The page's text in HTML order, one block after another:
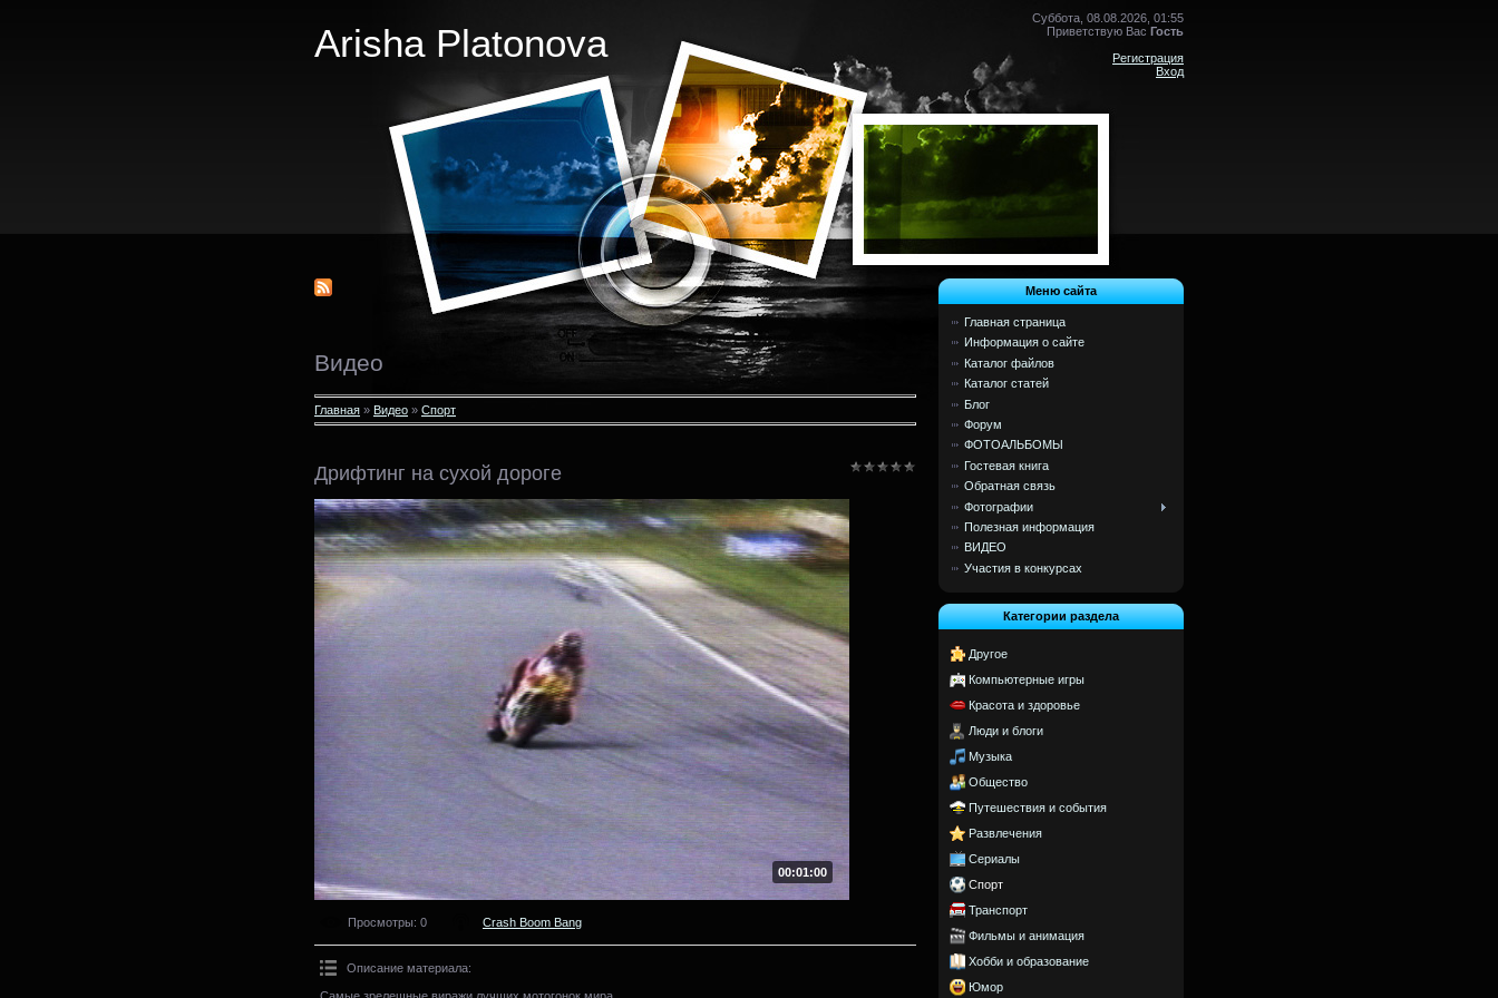
Arisha Platonova
Суббота, 08.08.2026, 01:55
Приветствую Вас Гость
Регистрация
Вход
Видео
Главная » Видео » Спорт
Дрифтинг на сухой дороге
00:01:00
Просмотры: 0 Crash Boom Bang
Описание материала:
Самые зрелещные виражи лучших мотогонок мира.
Меню сайта
Главная страница
Информация о сайте
Каталог файлов
Каталог статей
Блог
Форум
ФОТОАЛЬБОМЫ
Гостевая книга
Обратная связь
Фотографии
Полезная информация
ВИДЕО
Участия в конкурсах
Категории раздела
Другое
Компьютерные игры
Красота и здоровье
Люди и блоги
Музыка
Общество
Путешествия и события
Развлечения
Сериалы
Спорт
Транспорт
Фильмы и анимация
Хобби и образование
Юмор